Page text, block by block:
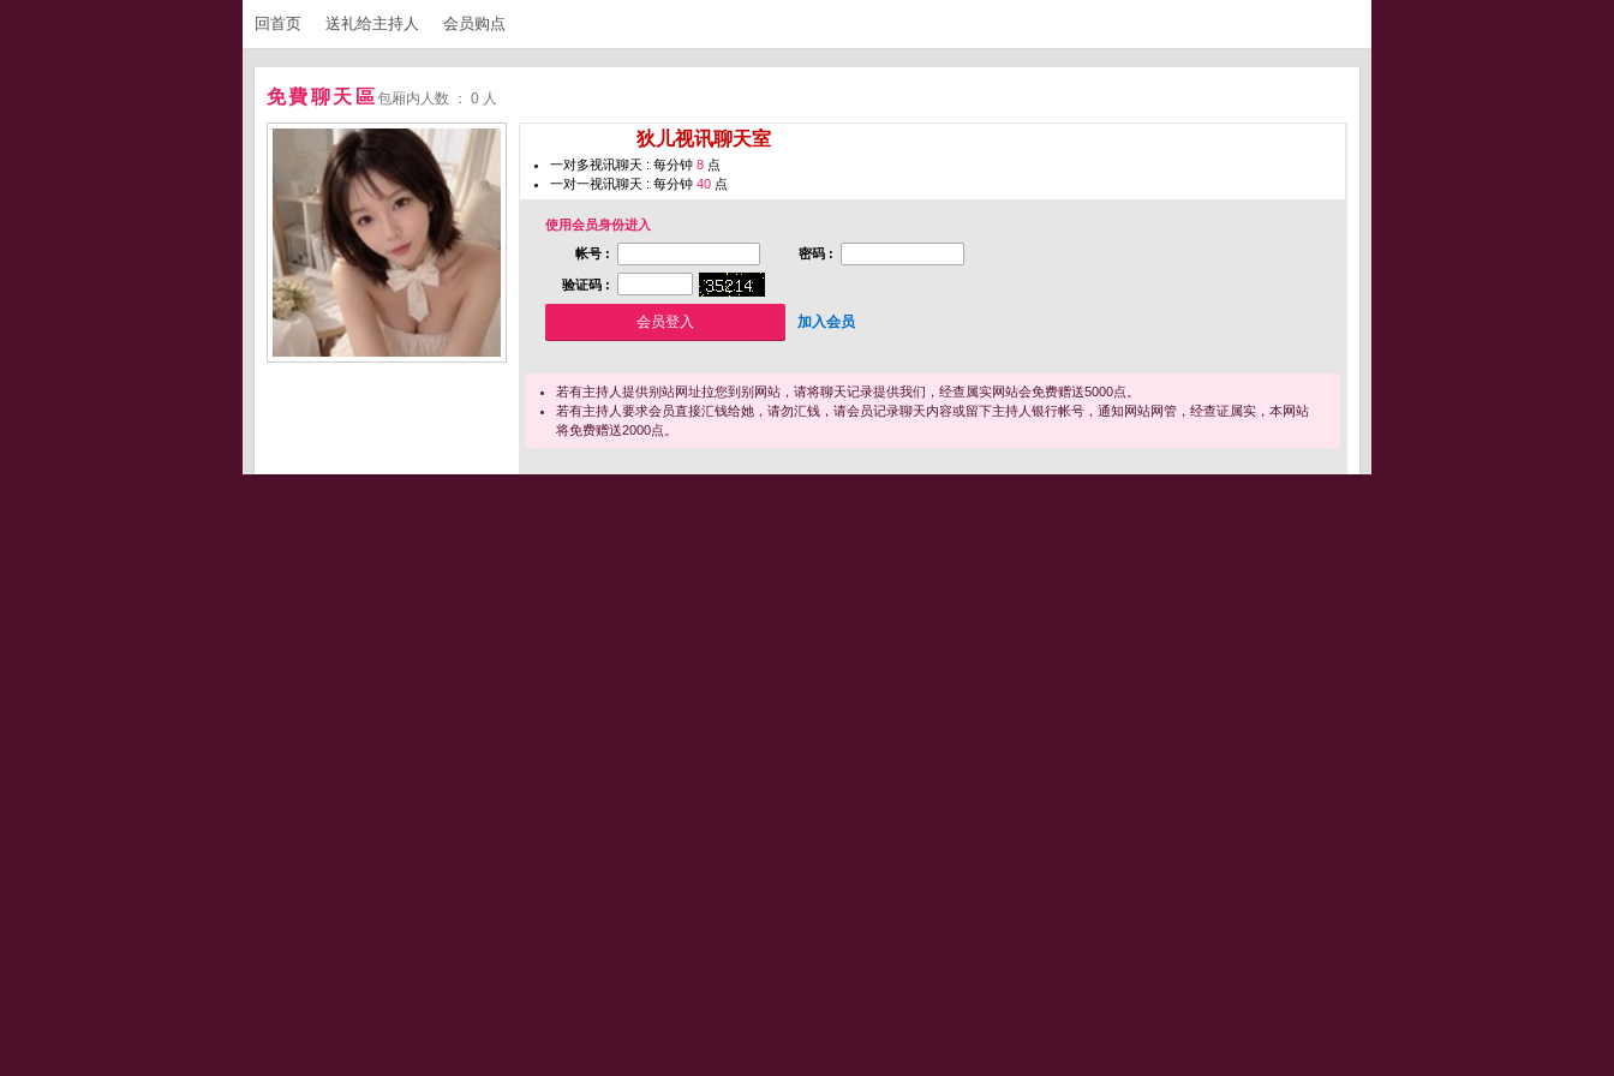
回首页 送礼给主持人 会员购点
免費聊天區包厢内人数 ： 0 人
狄儿视讯聊天室
一对多视讯聊天 : 每分钟 8 点
一对一视讯聊天 : 每分钟 40 点
使用会员身份进入
帐号 :
密码 :
验证码 :
加入会员
若有主持人提供别站网址拉您到别网站，请将聊天记录提供我们，经查属实网站会免费赠送5000点。
若有主持人要求会员直接汇钱给她，请勿汇钱，请会员记录聊天内容或留下主持人银行帐号，通知网站网管，经查证属实，本网站
将免费赠送2000点。